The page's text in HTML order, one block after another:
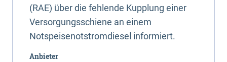
(RAE) über die fehlende Kupplung einer
Versorgungsschiene an einem
Notspeisenotstromdiesel informiert.
Anbieter